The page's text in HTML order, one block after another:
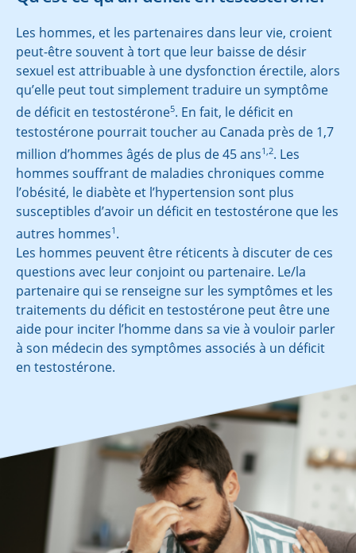
Les hommes, et les partenaires dans leur vie, croient
peut-être souvent à tort que leur baisse de désir
sexuel est attribuable à une dysfonction érectile, alors
qu’elle peut tout simplement traduire un symptôme
de déficit en testostérone5. En fait, le déficit en
testostérone pourrait toucher au Canada près de 1,7
million d’hommes âgés de plus de 45 ans1,2. Les
hommes souffrant de maladies chroniques comme
l’obésité, le diabète et l’hypertension sont plus
susceptibles d’avoir un déficit en testostérone que les
autres hommes1 .
Les hommes peuvent être réticents à discuter de ces
questions avec leur conjoint ou partenaire. Le/la
partenaire qui se renseigne sur les symptômes et les
traitements du déficit en testostérone peut être une
aide pour inciter l’homme dans sa vie à vouloir parler
à son médecin des symptômes associés à un déficit
en testostérone.